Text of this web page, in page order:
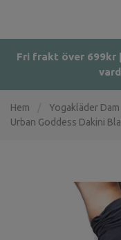
Fri frakt över 699kr
Hem Yogakläder Dam
Urban Goddess Dakini